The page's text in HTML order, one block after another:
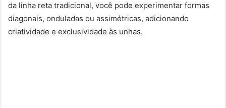
da linha reta tradicional, você pode experimentar formas
diagonais, onduladas ou assimétricas, adicionando
criatividade e exclusividade às unhas.